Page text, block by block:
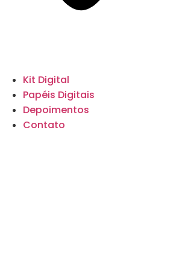
Kit Digital
Papéis Digitais
Depoimentos
Contato